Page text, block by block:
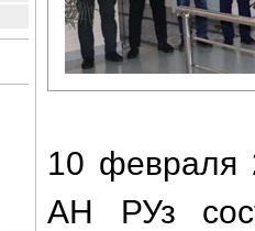
10 февраля
АН РУз